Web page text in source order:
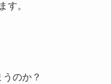
す。
のか？